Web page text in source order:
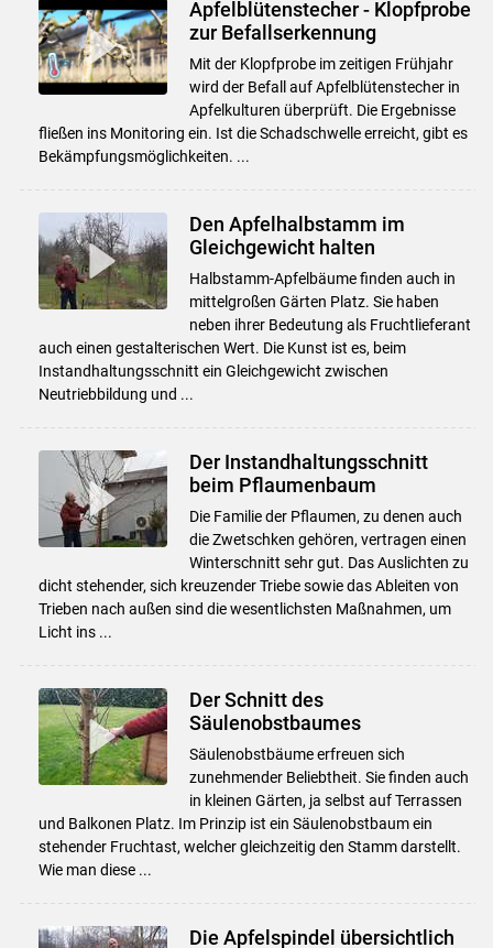
Skip to main content
Apfelblütenstecher - Klopfprobe
zur Befallserkennung
Mit der Klopfprobe im zeitigen Frühjahr
wird der Befall auf Apfelblütenstecher in
Apfelkulturen überprüft. Die Ergebnisse
fließen ins Monitoring ein. Ist die Schadschwelle erreicht, gibt es
Bekämpfungsmöglichkeiten. ...
Den Apfelhalbstamm im
Gleichgewicht halten
Halbstamm-Apfelbäume finden auch in
mittelgroßen Gärten Platz. Sie haben
neben ihrer Bedeutung als Fruchtlieferant
auch einen gestalterischen Wert. Die Kunst ist es, beim
Instandhaltungsschnitt ein Gleichgewicht zwischen
Neutriebbildung und ...
Der Instandhaltungsschnitt
beim Pflaumenbaum
Die Familie der Pflaumen, zu denen auch
die Zwetschken gehören, vertragen einen
Winterschnitt sehr gut. Das Auslichten zu
dicht stehender, sich kreuzender Triebe sowie das Ableiten von
Trieben nach außen sind die wesentlichsten Maßnahmen, um
Licht ins ...
Der Schnitt des
Säulenobstbaumes
Säulenobstbäume erfreuen sich
zunehmender Beliebtheit. Sie finden auch
in kleinen Gärten, ja selbst auf Terrassen
und Balkonen Platz. Im Prinzip ist ein Säulenobstbaum ein
stehender Fruchtast, welcher gleichzeitig den Stamm darstellt.
Wie man diese ...
Die Apfelspindel übersichtlich